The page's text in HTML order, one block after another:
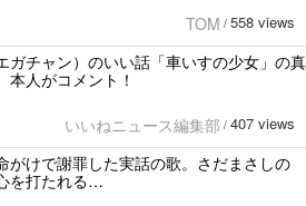
TOM / 558 views
ガチャン）のいい話「車いすの少女」の真
本人がコメント！
いいねニュース編集部 / 407 views
がけで謝罪した実話の歌。さだまさしの
を打たれる…